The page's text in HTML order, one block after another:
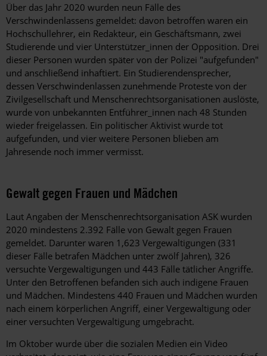
Über das Jahr 2020 wurden neun Fälle des
Verschwindenlassens gemeldet: davon betroffen waren ein
Hochschullehrer, ein Redakteur, ein Geschäftsmann, zwei
Studierende und vier Unterstützer_innen der Opposition. Drei
dieser Personen wurden später von der Polizei "aufgefunden"
und anschließend inhaftiert. Ein Studierendensprecher,
dessen Verschwindenlassen zunehmende Proteste von der
Zivilgesellschaft und Menschenrechtsorganisationen auslöste,
wurde von unbekannten Entführer_innen nach 48 Stunden
wieder freigelassen. Ein politischer Aktivist wurde tot
aufgefunden, und vier weitere Personen blieben am
Jahresende noch immer vermisst.
Gewalt gegen Frauen und Mädchen
Laut Angaben der Menschenrechtsorganisation ASK wurden
2020 mindestens 2.392 Fälle von Gewalt gegen Frauen
gemeldet. Darunter waren 1,623 Vergewaltigungen (331
dieser Fälle betrafen Mädchen unter zwölf Jahren), 326
versuchte Vergewaltigungen und 443 Fälle tätlicher Angriffe.
Unter den Betroffenen befanden sich auch indigene Frauen
und Mädchen. Mindestens 440 Frauen und Mädchen wurden
nach einem körperlichen Angriff, einer Vergewaltigung oder
einer versuchten Vergewaltigung umgebracht.
Im Oktober wurde über die sozialen Medien ein Video